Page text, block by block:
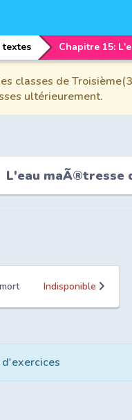
textes
classes de
ultérieurement.
L'eau maÃ®tresse
Indisponible